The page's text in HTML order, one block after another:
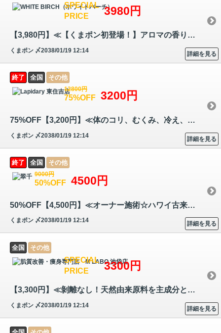
SPECIAL
PRICE
3980円
【3,980円】≪【くまポン初登場！】アロマの香りでリラックス♪じっくり時間…
くまポン 〆2038/01/19 12:14
詳細を見る
終了 全国 その他
12800円
75%OFF 3200円
75%OFF【3,200円】≪体のコリ、むくみ、冷え、下半身太りなどを改善へ導く…
くまポン 〆2038/01/19 12:14
詳細を見る
終了 全国 その他
9000円
50%OFF 4500円
50%OFF【4,500円】≪オーナー施術☆ハワイ古来から伝えられる本物のヒーリン…
くまポン 〆2038/01/19 12:14
詳細を見る
全国 その他
SPECIAL
PRICE
3300円
【3,300円】≪剝離なし！天然由来原料を主成分としたお肌に優しいピーリン…
くまポン 〆2038/01/19 12:14
詳細を見る